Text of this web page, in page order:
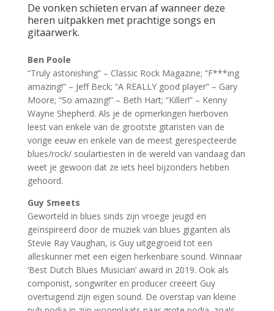
De vonken schieten ervan af wanneer deze
heren uitpakken met prachtige songs en
gitaarwerk.
Ben Poole
“Truly astonishing” – Classic Rock Magazine; “F***ing
amazing!” – Jeff Beck; “A REALLY good player” – Gary
Moore; “So amazing!” – Beth Hart; “Killer!” – Kenny
Wayne Shepherd. Als je de opmerkingen hierboven
leest van enkele van de grootste gitaristen van de
vorige eeuw en enkele van de meest gerespecteerde
blues/rock/ soulartiesten in de wereld van vandaag dan
weet je gewoon dat ze iets heel bijzonders hebben
gehoord.
Guy Smeets
Geworteld in blues sinds zijn vroege jeugd en
geïnspireerd door de muziek van blues giganten als
Stevie Ray Vaughan, is Guy uitgegroeid tot een
alleskunner met een eigen herkenbare sound. Winnaar
‘Best Dutch Blues Musician’ award in 2019. Ook als
componist, songwriter en producer creëert Guy
overtuigend zijn eigen sound. De overstap van kleine